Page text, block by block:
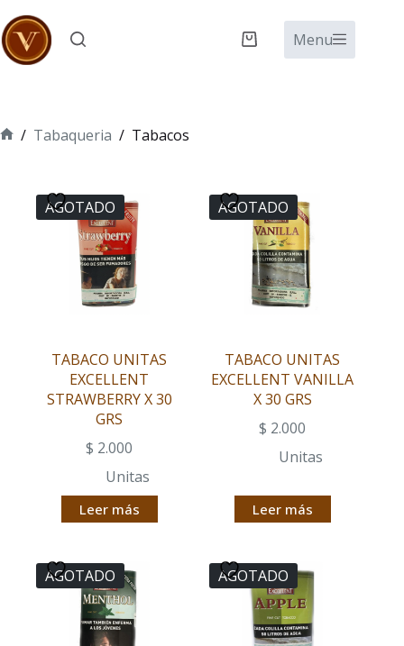
al
contenido
Carro
Menu
/ Tabaqueria / Tabacos
AGOTADO
TABACO UNITAS
EXCELLENT
STRAWBERRY X 30
GRS
$ 2.000
Unitas
Leer más
AGOTADO
TABACO UNITAS
EXCELLENT VANILLA
X 30 GRS
$ 2.000
Unitas
Leer más
AGOTADO AGOTADO